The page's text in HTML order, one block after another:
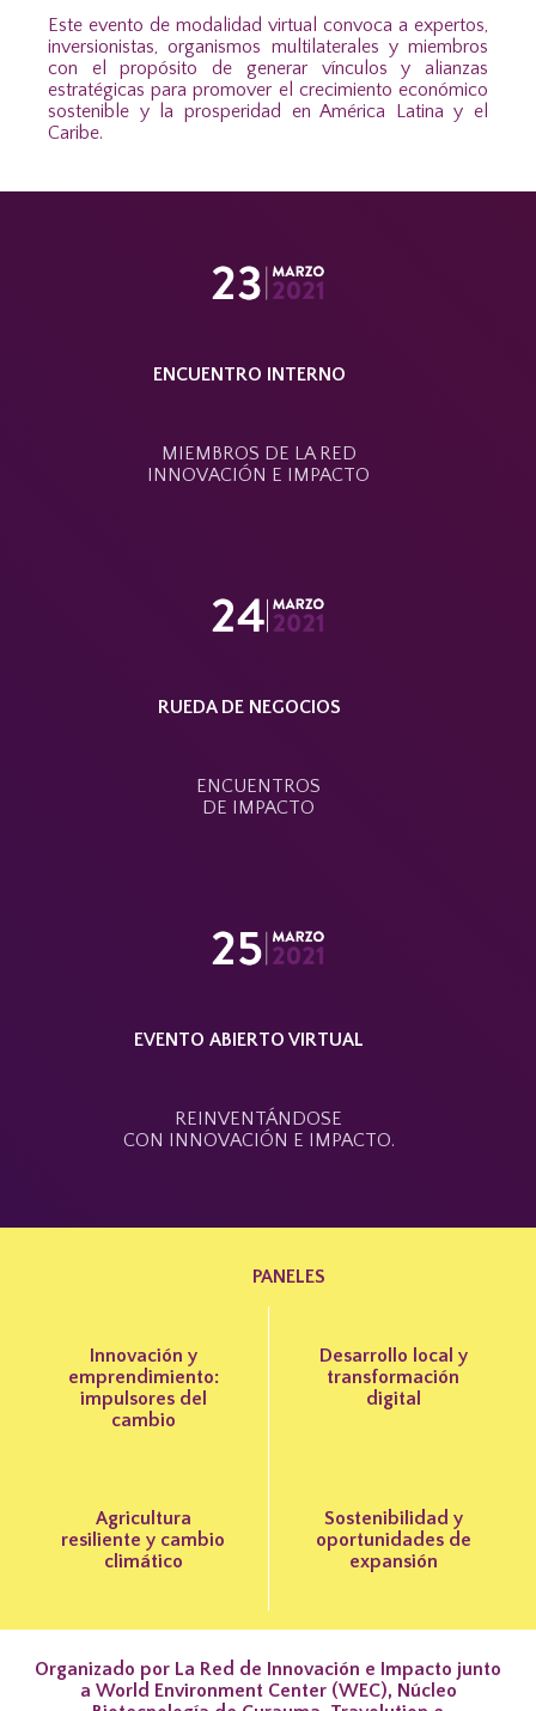
Este evento de modalidad virtual convoca a expertos,
inversionistas, organismos multilaterales y miembros
con el propósito de generar vínculos y alianzas
estratégicas para promover el crecimiento económico
sostenible y la prosperidad en América Latina y el
Caribe.
ENCUENTRO INTERNO
MIEMBROS DE LA RED
INNOVACIÓN E IMPACTO
RUEDA DE NEGOCIOS
ENCUENTROS
DE IMPACTO
EVENTO ABIERTO VIRTUAL
REINVENTÁNDOSE
CON INNOVACIÓN E IMPACTO.
PANELES
Innovación y
emprendimiento:
impulsores del
cambio
Desarrollo local y
transformación
digital
Agricultura
resiliente y cambio
climático
Sostenibilidad y
oportunidades de
expansión
Organizado por La Red de Innovación e Impacto junto
a World Environment Center (WEC), Núcleo